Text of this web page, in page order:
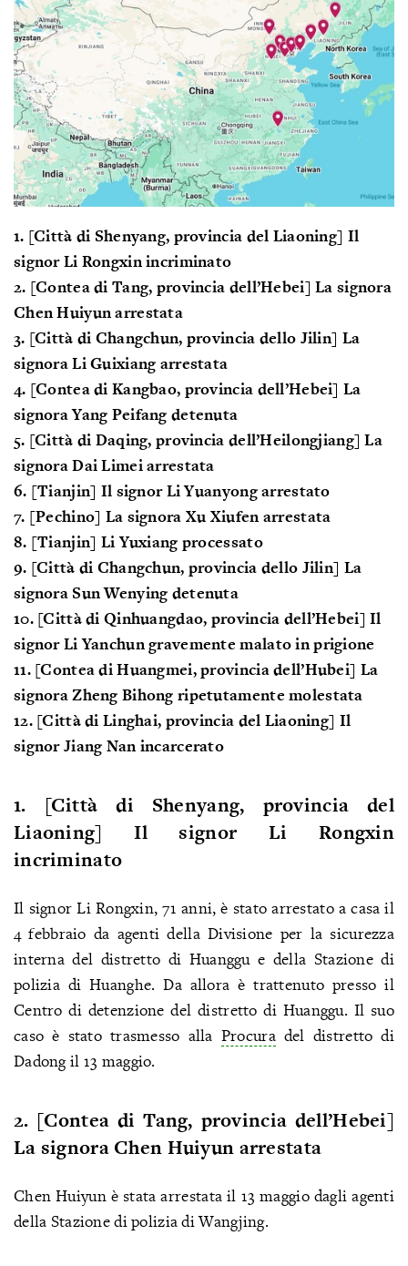
1. [Città di Shenyang, provincia del Liaoning] Il
signor Li Rongxin incriminato
2. [Contea di Tang, provincia dell’Hebei] La signora
Chen Huiyun arrestata
3. [Città di Changchun, provincia dello Jilin] La
signora Li Guixiang arrestata
4. [Contea di Kangbao, provincia dell’Hebei] La
signora Yang Peifang detenuta
5. [Città di Daqing, provincia dell’Heilongjiang] La
signora Dai Limei arrestata
6. [Tianjin] Il signor Li Yuanyong arrestato
7. [Pechino] La signora Xu Xiufen arrestata
8. [Tianjin] Li Yuxiang processato
9. [Città di Changchun, provincia dello Jilin] La
signora Sun Wenying detenuta
10. [Città di Qinhuangdao, provincia dell’Hebei] Il
signor Li Yanchun gravemente malato in prigione
11. [Contea di Huangmei, provincia dell’Hubei] La
signora Zheng Bihong ripetutamente molestata
12. [Città di Linghai, provincia del Liaoning] Il
signor Jiang Nan incarcerato
1. [Città di Shenyang, provincia del
Liaoning] Il signor Li Rongxin
incriminato
Il signor Li Rongxin, 71 anni, è stato arrestato a casa il
4 febbraio da agenti della Divisione per la sicurezza
interna del distretto di Huanggu e della Stazione di
polizia di Huanghe. Da allora è trattenuto presso il
Centro di detenzione del distretto di Huanggu. Il suo
caso è stato trasmesso alla Procuradel distretto di
Dadong il 13 maggio.
2. [Contea di Tang, provincia dell’Hebei]
La signora Chen Huiyun arrestata
Chen Huiyun è stata arrestata il 13 maggio dagli agenti
della Stazione di polizia di Wangjing.